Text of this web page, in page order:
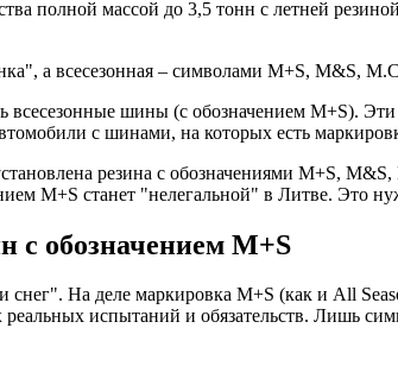
полной массой до 3,5 тонн с летней
а всесезонная – символами M+S, M&S,
всесезонные шины (с обозначением М+S).
с шинами, на которых есть
резина с обозначениями М+S,
М+S станет "нелегальной" в Литве. Это
с обозначением М+S
снег". На деле маркировка М+S (как и All
испытаний и обязательств. Лишь